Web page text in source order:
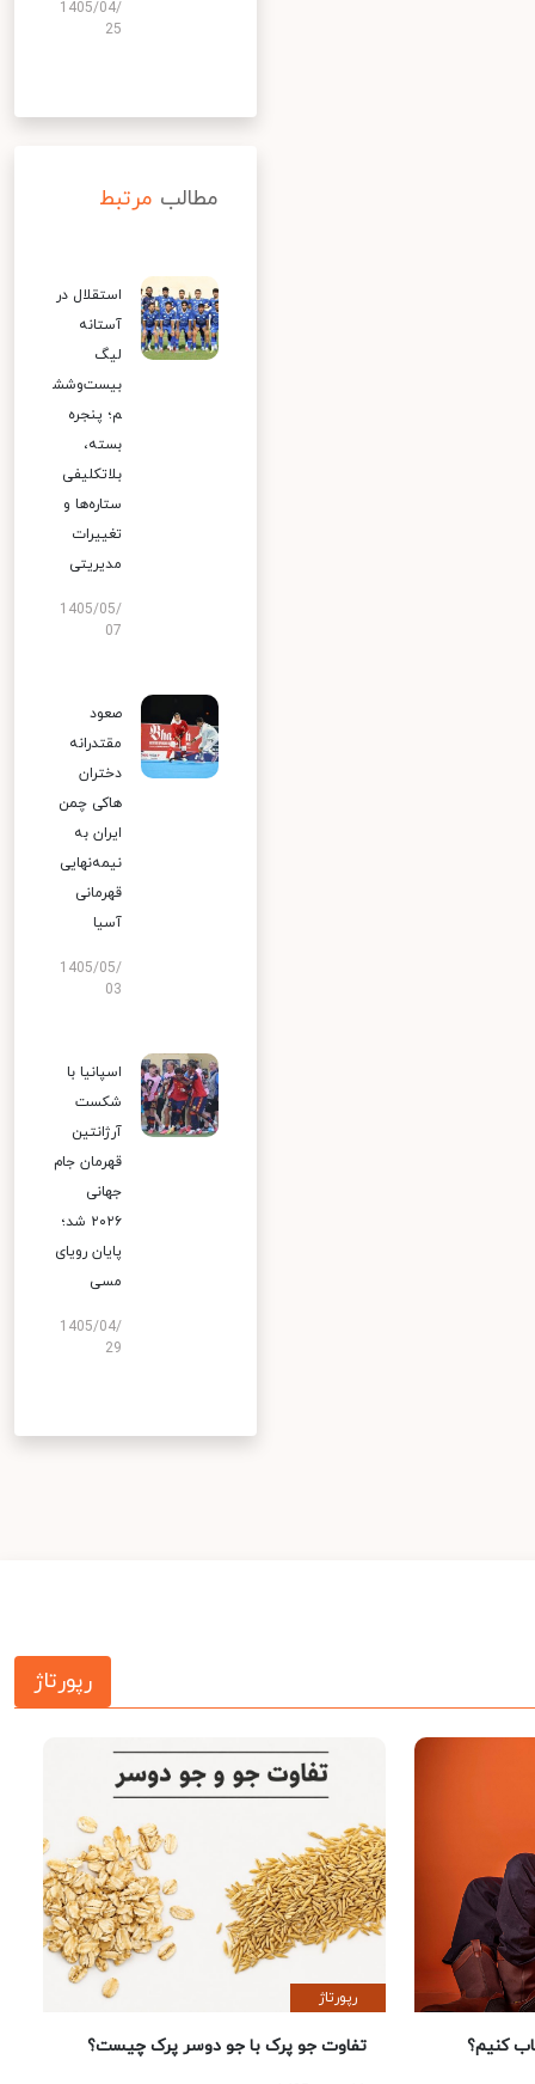
1405/04/
25
مطالب مرتبط
استقلال در
آستانه
لیگ
بیست‌وشش
م؛ پنجره
بسته،
بلاتکلیفی
ستاره‌ها و
تغییرات
مدیریتی
1405/05/
07
صعود
مقتدرانه
دختران
هاکی چمن
ایران به
نیمه‌نهایی
قهرمانی
آسیا
1405/05/
03
اسپانیا با
شکست
آرژانتین
قهرمان جام
جهانی
۲۰۲۶ شد؛
پایان رویای
مسی
1405/04/
29
رپورتاژ
کنیم؟
رپورتاژ
تفاوت جو پرک با جو دوسر پرک چیست؟